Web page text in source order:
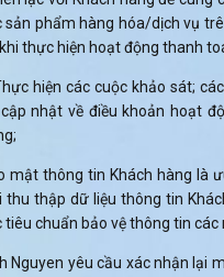
sản phẩm hàng hóa/dịch vụ
thực hiện hoạt động thanh
hiện các cuộc khảo sát;
nhật về điều khoản hoạt
mật thông tin Khách hàng là
thập dữ liệu thông tin
tiêu chuẩn bảo vệ thông tin các
Nguyen yêu cầu xác nhận lại